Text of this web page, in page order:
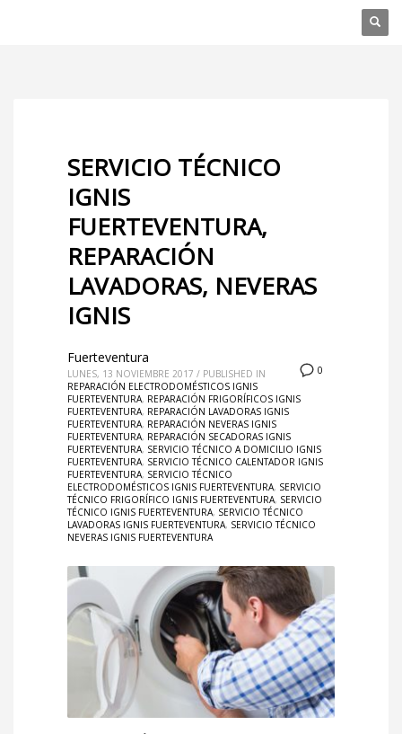
SERVICIO TÉCNICO
IGNIS
FUERTEVENTURA,
REPARACIÓN
LAVADORAS, NEVERAS
IGNIS
0
Fuerteventura
LUNES, 13 NOVIEMBRE 2017 / PUBLISHED IN
REPARACIÓN ELECTRODOMÉSTICOS IGNIS
FUERTEVENTURA, REPARACIÓN FRIGORÍFICOS IGNIS
FUERTEVENTURA, REPARACIÓN LAVADORAS IGNIS
FUERTEVENTURA, REPARACIÓN NEVERAS IGNIS
FUERTEVENTURA, REPARACIÓN SECADORAS IGNIS
FUERTEVENTURA, SERVICIO TÉCNICO A DOMICILIO IGNIS
FUERTEVENTURA, SERVICIO TÉCNICO CALENTADOR IGNIS
FUERTEVENTURA, SERVICIO TÉCNICO
ELECTRODOMÉSTICOS IGNIS FUERTEVENTURA, SERVICIO
TÉCNICO FRIGORÍFICO IGNIS FUERTEVENTURA, SERVICIO
TÉCNICO IGNIS FUERTEVENTURA, SERVICIO TÉCNICO
LAVADORAS IGNIS FUERTEVENTURA, SERVICIO TÉCNICO
NEVERAS IGNIS FUERTEVENTURA